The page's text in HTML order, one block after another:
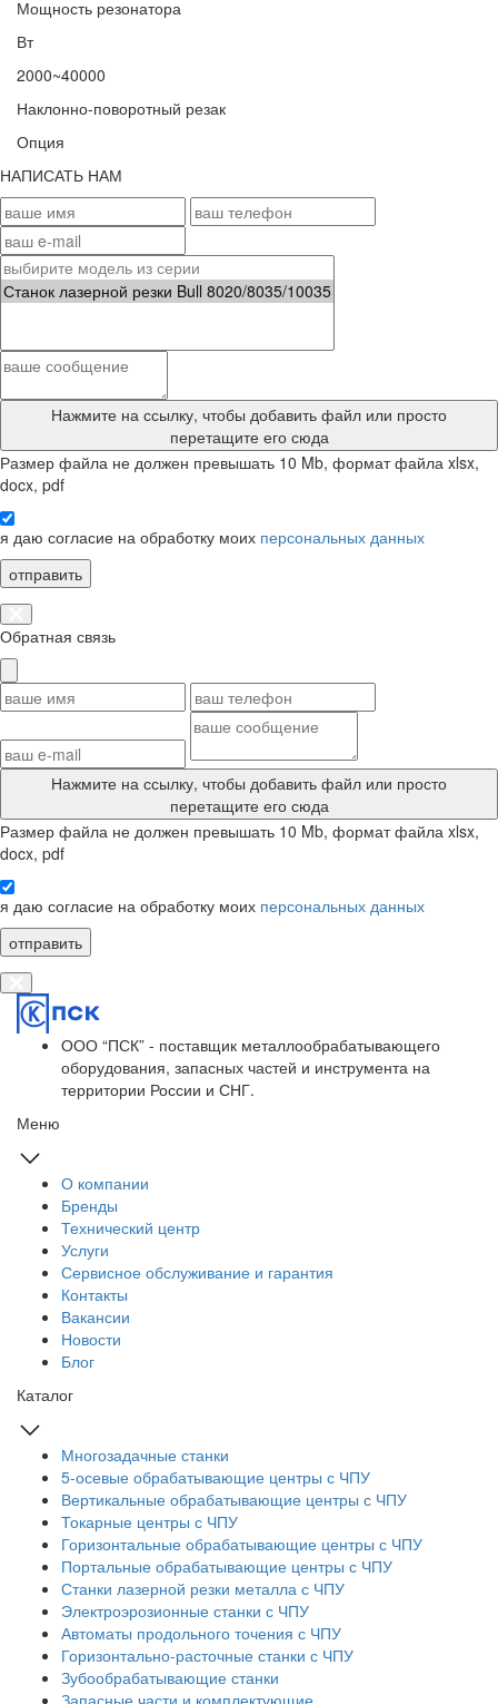
Мощность резонатора
Вт
2000~40000
Наклонно-поворотный резак
Опция
НАПИСАТЬ НАМ
Нажмите на ссылку, чтобы добавить файл или просто
перетащите его сюда
Размер файла не должен превышать 10 Mb, формат файла xlsx,
docx, pdf
я даю согласие на обработку моих персональных данных
отправить
Обратная связь
Нажмите на ссылку, чтобы добавить файл или просто
перетащите его сюда
Размер файла не должен превышать 10 Mb, формат файла xlsx,
docx, pdf
я даю согласие на обработку моих персональных данных
отправить
ООО “ПСК” - поставщик металлообрабатывающего
оборудования, запасных частей и инструмента на
территории России и СНГ.
Меню
О компании
Бренды
Технический центр
Услуги
Сервисное обслуживание и гарантия
Контакты
Вакансии
Новости
Блог
Каталог
Многозадачные станки
5-осевые обрабатывающие центры с ЧПУ
Вертикальные обрабатывающие центры с ЧПУ
Токарные центры с ЧПУ
Горизонтальные обрабатывающие центры с ЧПУ
Портальные обрабатывающие центры с ЧПУ
Станки лазерной резки металла с ЧПУ
Электроэрозионные станки с ЧПУ
Автоматы продольного точения с ЧПУ
Горизонтально-расточные станки с ЧПУ
Зубообрабатывающие станки
Запасные части и комплектующие